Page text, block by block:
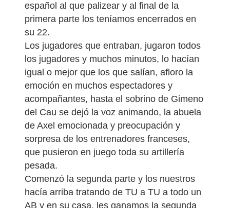
español al que palizear y al final de la
primera parte los teníamos encerrados en
su 22.
Los jugadores que entraban, jugaron todos
los jugadores y muchos minutos, lo hacían
igual o mejor que los que salían, afloro la
emoción en muchos espectadores y
acompañantes, hasta el sobrino de Gimeno
del Cau se dejó la voz animando, la abuela
de Axel emocionada y preocupación y
sorpresa de los entrenadores franceses,
que pusieron en juego toda su artillería
pesada.
Comenzó la segunda parte y los nuestros
hacía arriba tratando de TU a TU a todo un
AB y en su casa, les ganamos la segunda